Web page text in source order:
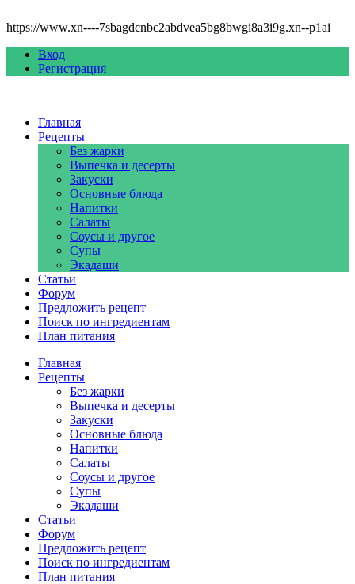
https://www.xn----7sbagdcnbc2abdvea5bg8bwgi8a3i9g.xn--p1ai
Вход
Регистрация
Главная
Рецепты
Без жарки
Выпечка и десерты
Закуски
Основные блюда
Напитки
Салаты
Соусы и другое
Супы
Экадаши
Статьи
Форум
Предложить рецепт
Поиск по ингредиентам
План питания
Главная
Рецепты
Без жарки
Выпечка и десерты
Закуски
Основные блюда
Напитки
Салаты
Соусы и другое
Супы
Экадаши
Статьи
Форум
Предложить рецепт
Поиск по ингредиентам
План питания